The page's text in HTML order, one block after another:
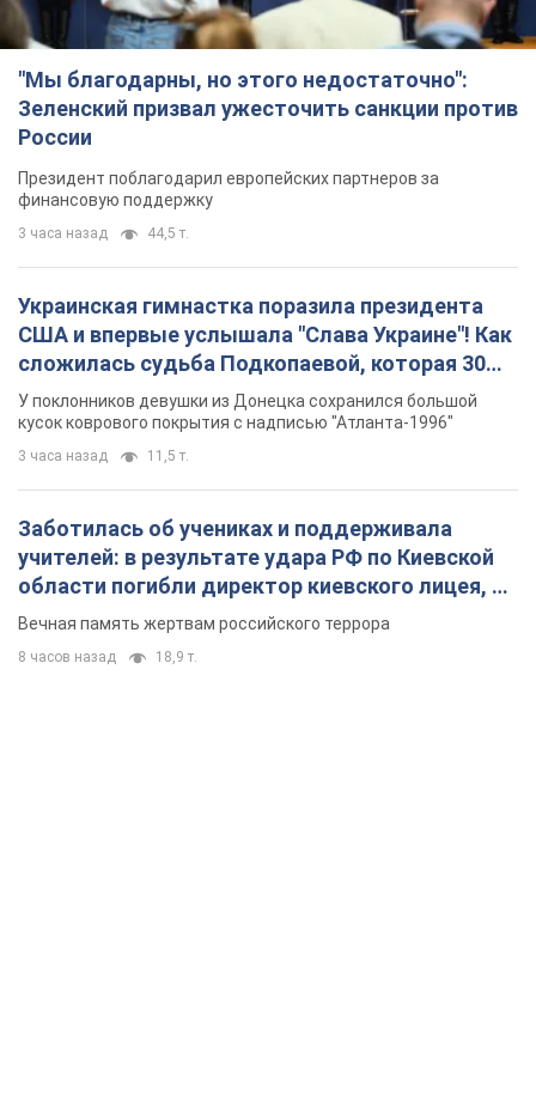
"Мы благодарны, но этого недостаточно":
Зеленский призвал ужесточить санкции против
России
Президент поблагодарил европейских партнеров за
финансовую поддержку
3 часа назад 44,5 т.
Украинская гимнастка поразила президента
США и впервые услышала "Слава Украине"! Как
сложилась судьба Подкопаевой, которая 30
лет назад завоевала "золото" Олимпиады
У поклонников девушки из Донецка сохранился большой
кусок коврового покрытия с надписью "Атланта-1996"
3 часа назад 11,5 т.
Заботилась об учениках и поддерживала
учителей: в результате удара РФ по Киевской
области погибли директор киевского лицея, её
муж и внук
Вечная память жертвам российского террора
8 часов назад 18,9 т.